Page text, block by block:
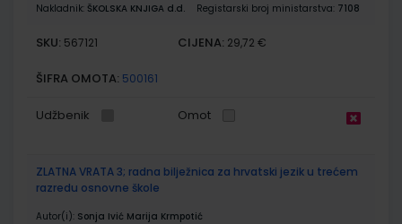
Nakladnik: ŠKOLSKA KNJIGA d.d. Registarski broj ministarstva: 7108
SKU: 567121 CIJENA: 29,72 €
ŠIFRA OMOTA: 500161
Udžbenik Omot
ZLATNA VRATA 3; radna bilježnica za hrvatski jezik u trećem
razredu osnovne škole
Autor(i): Sonja Ivić Marija Krmpotić